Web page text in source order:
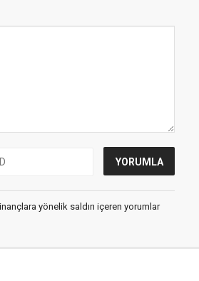
yönelik saldırı içeren yorumlar